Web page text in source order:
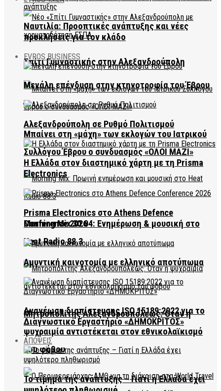
Σπίτι Γυμναστικής στην Αλεξανδρούπολη
Μπαίνει στη «μάχη» των εκλογών του Ιατρικού
Συλλόγου Έβρου ο συνδυασμός «ΟΛΟΙ ΜΑΖΙ»
Morning Mix 30.04: Ενημέρωση & μουσική στο
Heat Radio 88.3
Μητροπολίτης Αλεξανδρουπόλεως: Όταν η
ψυχραιμία αντιστέκεται στον εθνικολαϊκισμό
του φόβου
Ναυτιλία: Προοπτικές ανάπτυξης και νέες
προκλήσεις για τον κλάδο
EVROS BUSINESS
Μεγάλη επένδυση στην κτηνοτροφία του Έβρου
Αλεξανδρούπολη σε Ρυθμό Πολιτισμού
Η Ελλάδα στον διαστημικό χάρτη με τη Prisma
Electronics
Prisma Electronics στο Athens Defence
Conference 2026
Αμυντική καινοτομία με ελληνικό αποτύπωμα
Ανανέωση διαπίστευσης ISO 15189:2022 για το
Διαγνωστικό Εργαστήριο «ΔΗΜΟΚΡΙΤΟΣ»
ΑΠΟΨΕΙΣ
Το τίμημα της ανάπτυξης – Γιατί η Ελλάδα έχει